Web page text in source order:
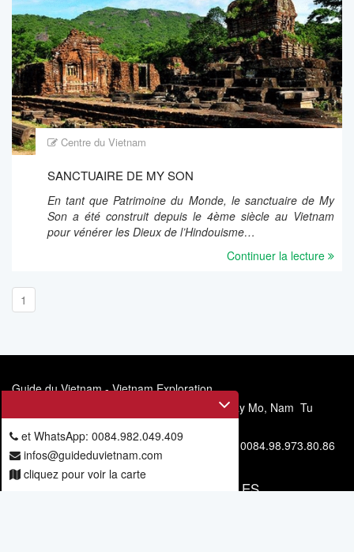
Centre du Vietnam
SANCTUAIRE DE MY SON
En tant que Patrimoine du Monde, le sanctuaire de My
Son a été construit depuis le 4ème siècle au Vietnam
pour vénérer les Dieux de l’Hindouisme…
Continuer la lecture
1
Guide du Vietnam - Vietnam Exploration
Siège social: 11/67, allée 6, rue Mieu Nha, Tay Mo, Nam Tu
Téléphone et WhatsApp: 0084.982.049.409 - 0084.98.973.80.86
VOUS ABONNER POUR NOS ARTICLES
et WhatsApp: 0084.982.049.409
infos@guideduvietnam.com
cliquez pour voir la carte